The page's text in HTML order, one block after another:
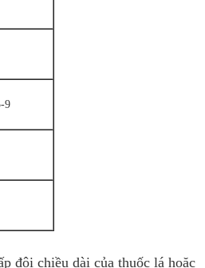
9
đôi chiều dài của thuốc lá hoặc